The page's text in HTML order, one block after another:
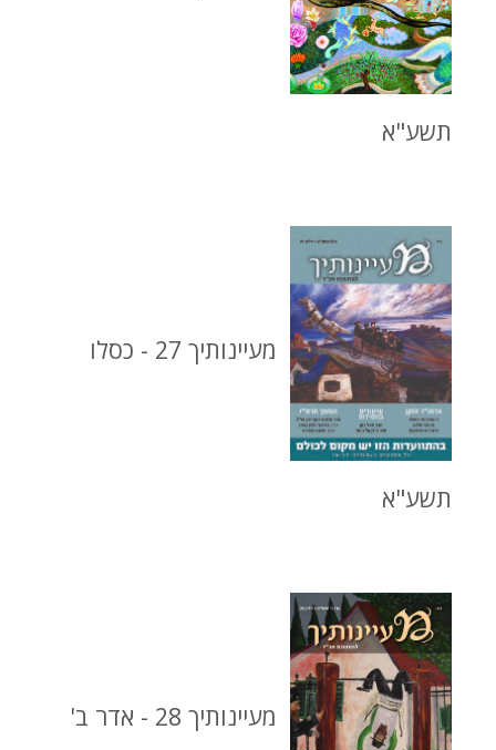
תשע"א
מעיינותיך 27 - כסלו
תשע"א
מעיינותיך 28 - אדר ב'